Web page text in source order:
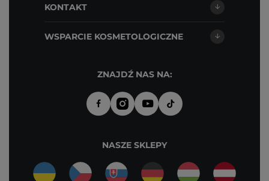
KONTAKT
WSPARCIE KOSMETOLOGICZNE
ZNAJDŹ NAS NA:
NASZE SKLEPY